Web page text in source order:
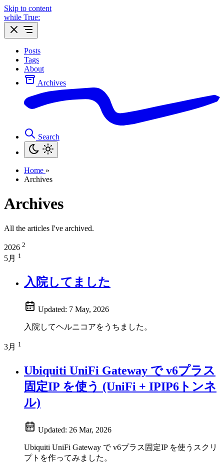
Skip to content
while True:
Posts
Tags
About
Archives
Search
Home »
Archives
Archives
All the articles I've archived.
2026 2
5月 1
入院してました
Updated: 7 May, 2026
入院してヘルニコアをうちました。
3月 1
Ubiquiti UniFi Gateway で v6プラス
固定IP を使う (UniFi + IPIP6トンネ
ル)
Updated: 26 Mar, 2026
Ubiquiti UniFi Gateway で v6プラス固定IP を使うスクリ
プトを作ってみました。